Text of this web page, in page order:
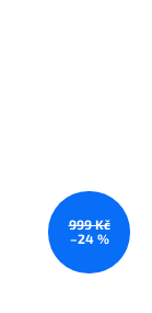
999 Kč
–24 %